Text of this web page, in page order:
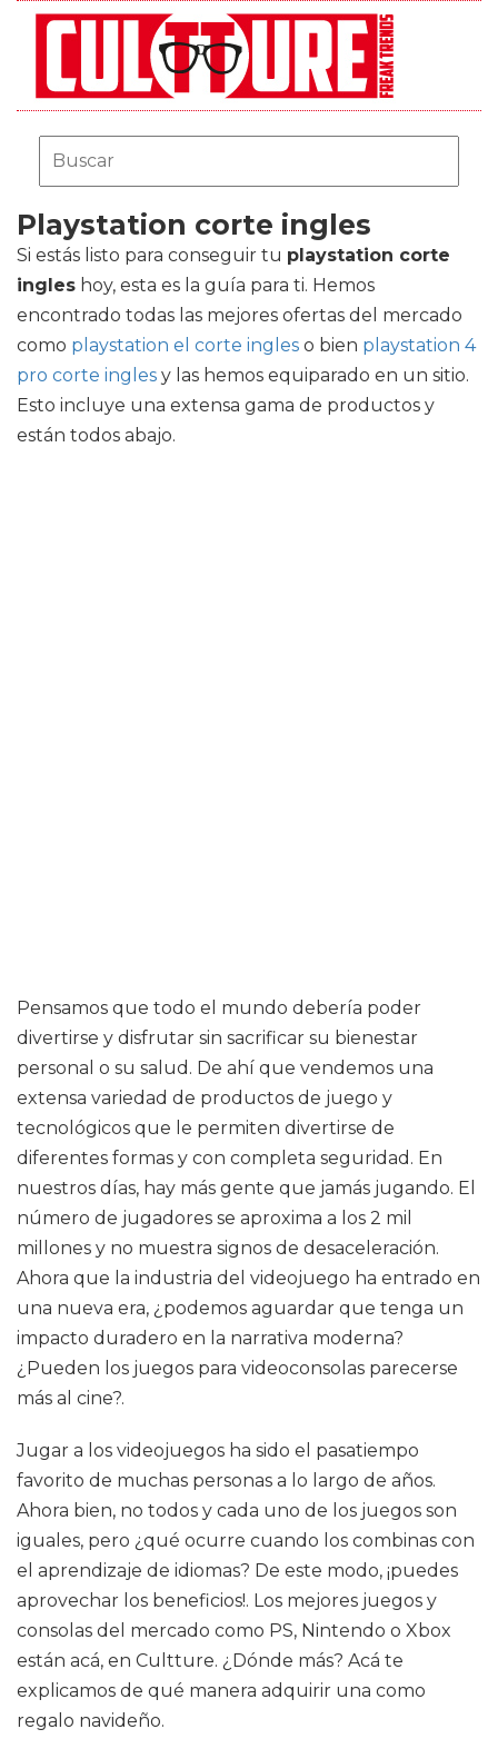
Playstation corte ingles
Si estás listo para conseguir tu playstation corte
ingles hoy, esta es la guía para ti. Hemos
encontrado todas las mejores ofertas del mercado
como playstation el corte ingles o bien playstation 4
pro corte ingles y las hemos equiparado en un sitio.
Esto incluye una extensa gama de productos y
están todos abajo.
Pensamos que todo el mundo debería poder
divertirse y disfrutar sin sacrificar su bienestar
personal o su salud. De ahí que vendemos una
extensa variedad de productos de juego y
tecnológicos que le permiten divertirse de
diferentes formas y con completa seguridad. En
nuestros días, hay más gente que jamás jugando. El
número de jugadores se aproxima a los 2 mil
millones y no muestra signos de desaceleración.
Ahora que la industria del videojuego ha entrado en
una nueva era, ¿podemos aguardar que tenga un
impacto duradero en la narrativa moderna?
¿Pueden los juegos para videoconsolas parecerse
más al cine?.
Jugar a los videojuegos ha sido el pasatiempo
favorito de muchas personas a lo largo de años.
Ahora bien, no todos y cada uno de los juegos son
iguales, pero ¿qué ocurre cuando los combinas con
el aprendizaje de idiomas? De este modo, ¡puedes
aprovechar los beneficios!. Los mejores juegos y
consolas del mercado como PS, Nintendo o Xbox
están acá, en Cultture. ¿Dónde más? Acá te
explicamos de qué manera adquirir una como
regalo navideño.